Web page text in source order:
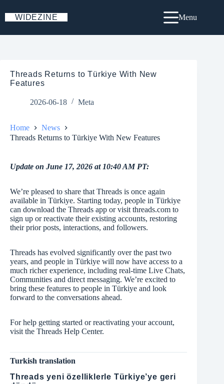
to
content
WIDEZINE Menu
Threads Returns to Türkiye With New
Features
2026-06-18 Meta
Home
News
Threads Returns to Türkiye With New Features
Update on June 17, 2026 at 10:40 AM PT:
We’re pleased to share that Threads is once again
available in Türkiye. Starting today, people in Türkiye
can download the Threads app or visit threads.com to
sign up or reactivate their existing accounts, restoring
their prior posts, interactions, and followers.
Threads has evolved significantly over the past two
years, and people in Türkiye will now have access to a
much richer experience, including real-time Live Chats,
Communities and direct messaging. We’re excited to
bring these features to people in Türkiye and look
forward to the conversations ahead.
For help getting started or reactivating your account,
visit the Threads Help Center.
Turkish translation
Threads yeni özelliklerle Türkiye’ye geri